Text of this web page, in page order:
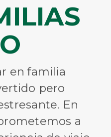
en familia
pero
En
a